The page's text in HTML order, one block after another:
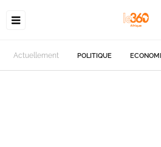
Actuellement POLITIQUE